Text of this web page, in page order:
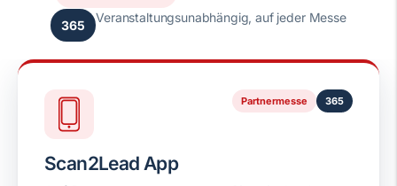
365 Veranstaltungsunabhängig, auf jeder Messe
Partnermesse 365
Scan2Lead App